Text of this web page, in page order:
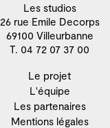
Les studios
26 rue Emile Decorps
69100 Villeurbanne
T. 04 72 07 37 00
Le projet
L'équipe
Les partenaires
Mentions légales